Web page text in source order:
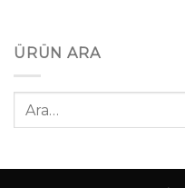
ÜRÜN ARA
Ara: